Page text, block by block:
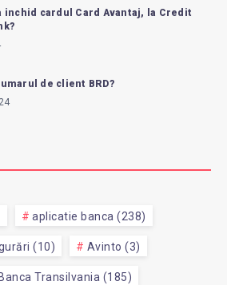
inchid cardul Card Avantaj, la Credit
de client BRD?
aplicatie banca (238)
(10) Avinto (3)
Banca Transilvania (185)